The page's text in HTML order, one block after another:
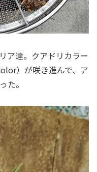
ア達。クアドリカラー
）が咲き進んで、ア
た。